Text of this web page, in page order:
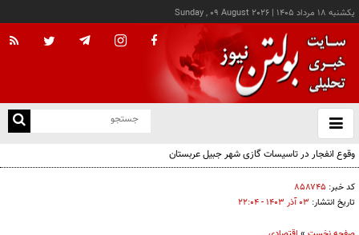
يکشنبه ۱۸ مرداد ۱۴۰۵ |
Sunday , 09 August 2026
باز
و
وقوع انفجار در تاسیسات گازی شهر جبیل عربستان
کد خبر: ۸۵۸۷۴۵
تاریخ انتشار: ۰۳ آذر ۱۴۰۳ - ۲۲:۰۴